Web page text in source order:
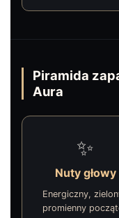
Piramida
Aura
✨
Nuty głowy
Energiczny,
promienny